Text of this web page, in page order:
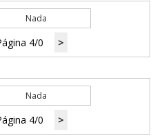
Nada
4/0 >
Nada
4/0 >